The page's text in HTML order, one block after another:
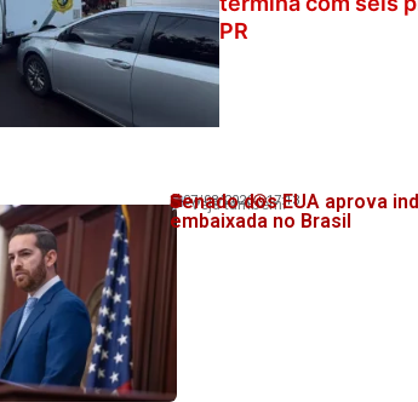
PR
Veja também!
07/08/2026 17:13
Senado dos EUA aprova
embaixada no Brasil